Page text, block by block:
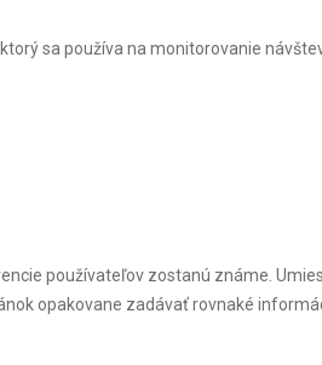
sa používa na monitorovanie
používateľov zostanú známe.
opakovane zadávať rovnaké